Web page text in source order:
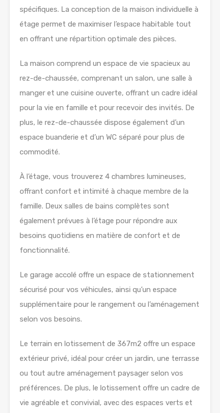
spécifiques. La conception de la maison individuelle à
étage permet de maximiser l’espace habitable tout
en offrant une répartition optimale des pièces.
La maison comprend un espace de vie spacieux au
rez-de-chaussée, comprenant un salon, une salle à
manger et une cuisine ouverte, offrant un cadre idéal
pour la vie en famille et pour recevoir des invités. De
plus, le rez-de-chaussée dispose également d’un
espace buanderie et d’un WC séparé pour plus de
commodité.
À l’étage, vous trouverez 4 chambres lumineuses,
offrant confort et intimité à chaque membre de la
famille. Deux salles de bains complètes sont
également prévues à l’étage pour répondre aux
besoins quotidiens en matière de confort et de
fonctionnalité.
Le garage accolé offre un espace de stationnement
sécurisé pour vos véhicules, ainsi qu’un espace
supplémentaire pour le rangement ou l’aménagement
selon vos besoins.
Le terrain en lotissement de 367m2 offre un espace
extérieur privé, idéal pour créer un jardin, une terrasse
ou tout autre aménagement paysager selon vos
préférences. De plus, le lotissement offre un cadre de
vie agréable et convivial, avec des espaces verts et